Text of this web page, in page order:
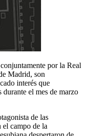
por la Real
Madrid, son
interés que
durante el mes de marzo
de las
el campo de la